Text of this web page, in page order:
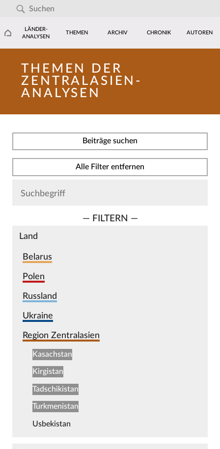
LÄNDER-
ANALYSEN
THEMEN ARCHIV CHRONIK AUTOREN
THEMEN DER
ZENTRALASIEN-
ANALYSEN
Beiträge suchen
Alle Filter entfernen
— FILTERN —
Land
Belarus
Polen
Russland
Ukraine
Region Zentralasien
Kasachstan
Kirgistan
Tadschikistan
Turkmenistan
Usbekistan